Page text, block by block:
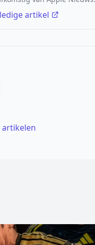
artikel
artikelen